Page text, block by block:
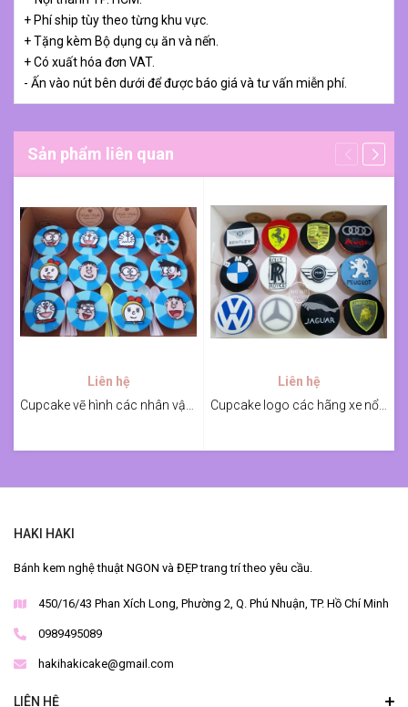
+ Phí ship tùy theo từng khu vực.
+ Tặng kèm Bộ dụng cụ ăn và nến.
+ Có xuất hóa đơn VAT.
- Ấn vào nút bên dưới để được báo giá và tư vấn miễn phí.
Sản phẩm liên quan
Liên hệ
Liên hệ
HAKI HAKI
Bánh kem nghệ thuật NGON và ĐẸP trang trí theo yêu cầu.
450/16/43 Phan Xích Long, Phường 2, Q. Phú Nhuận, TP. Hồ Chí Minh
0989495089
hakihakicake@gmail.com
LIÊN HỆ